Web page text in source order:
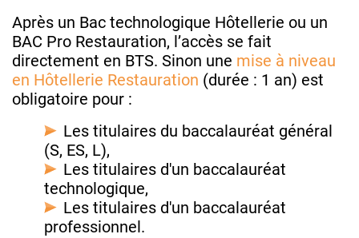
Après un Bac technologique Hôtellerie ou un
BAC Pro Restauration, l’accès se fait
directement en BTS. Sinon une mise à niveau
en Hôtellerie Restauration (durée : 1 an) est
obligatoire pour :
Les titulaires du baccalauréat général
(S, ES, L),
Les titulaires d'un baccalauréat
technologique,
Les titulaires d'un baccalauréat
professionnel.